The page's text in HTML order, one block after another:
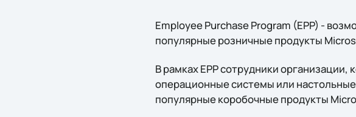
Employee Purchase Program (EPP) -
популярные розничные продукты
В рамках EPP сотрудники
операционные системы или
популярные коробочные продукты